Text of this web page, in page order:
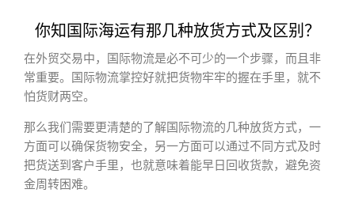
你知国际海运有那几种放货方式及区别？
在外贸交易中，国际物流是必不可少的一个步骤，而且非
常重要。国际物流掌控好就把货物牢牢的握在手里，就不
怕货财两空。
那么我们需要更清楚的了解国际物流的几种放货方式，一
方面可以确保货物安全，另一方面可以通过不同方式及时
把货送到客户手里，也就意味着能早日回收货款，避免资
金周转困难。